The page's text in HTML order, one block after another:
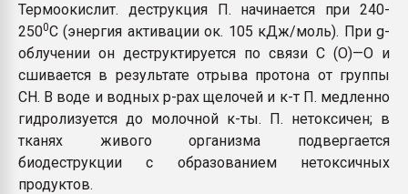
Термоокислит. деструкция П. начинается при 240-
2500C (энергия активации ок. 105 кДж/моль). При g-
облучении он деструктируется по связи С (О)—О и
сшивается в результате отрыва протона от группы
CH. В воде и водных р-рах щелочей и к-т П. медленно
гидролизуется до молочной к-ты. П. нетоксичен; в
тканях живого организма подвергается
биодеструкции с образованием нетоксичных
продуктов.